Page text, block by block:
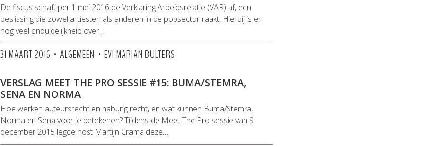
De fiscus schaft per 1 mei 2016 de Verklaring Arbeidsrelatie (VAR) af, een
beslissing die zowel artiesten als anderen in de popsector raakt. Hierbij is er
nog veel onduidelijkheid over…
31 MAART 2016 • ALGEMEEN • EVI MARIAN BULTERS
VERSLAG MEET THE PRO SESSIE #15: BUMA/STEMRA,
SENA EN NORMA
Hoe werken auteursrecht en naburig recht, en wat kunnen Buma/Stemra,
Norma en Sena voor je betekenen? Tijdens de Meet The Pro sessie van 9
december 2015 legde host Martijn Crama deze…